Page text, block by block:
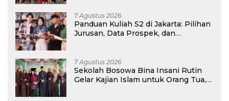
7 Agustus 2026
Panduan Kuliah S2 di Jakarta: Pilihan
Jurusan, Data Prospek, dan
7 Agustus 2026
Sekolah Bosowa Bina Insani Rutin
Gelar Kajian Islam untuk Orang Tua,